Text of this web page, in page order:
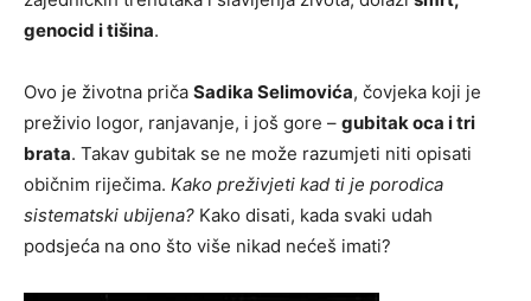
genocid i tišina.
Ovo je životna priča Sadika Selimovića, čovjeka koji je
preživio logor, ranjavanje, i još gore – gubitak oca i tri
brata. Takav gubitak se ne može razumjeti niti opisati
običnim riječima. Kako preživjeti kad ti je porodica
sistematski ubijena? Kako disati, kada svaki udah
podsjeća na ono što više nikad nećeš imati?